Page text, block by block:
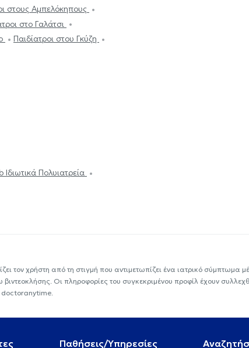
στους Αμπελόκηπους
στο Γαλάτσι
Παιδίατροι στου Γκύζη
Ιδιωτικά Πολυιατρεία
χρήστη από τη στιγμή που αντιμετωπίζει ένα ιατρικό σύμπτωμα
Οι πληροφορίες του συγκεκριμένου προφίλ έχουν
doctoranytime.
Παθήσεις/Υπηρεσίες